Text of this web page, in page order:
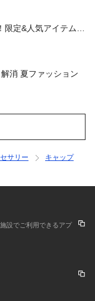
定&人気アイテム特
消 夏ファッション
サリー
キャップ
設でご利用できるアプ